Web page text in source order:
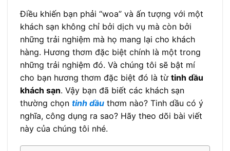
Điều khiến bạn phải “woa” và ấn tượng với một
khách sạn không chỉ bởi dịch vụ mà còn bởi
những trải nghiệm mà họ mang lại cho khách
hàng. Hương thơm đặc biệt chính là một trong
những trải nghiệm đó. Và chúng tôi sẽ bật mí
cho bạn hương thơm đặc biệt đó là từ tinh dầu
khách sạn. Vậy bạn đã biết các khách sạn
thường chọn tinh dầu thơm nào? Tinh dầu có ý
nghĩa, công dụng ra sao? Hãy theo dõi bài viết
này của chúng tôi nhé.